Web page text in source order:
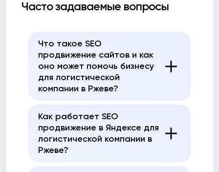
Часто задаваемые вопросы
Что такое SEO
продвижение сайтов и как
оно может помочь бизнесу
для логистической
компании в Ржеве?
Как работает SEO
продвижение в Яндексе для
логистической компании в
Ржеве?